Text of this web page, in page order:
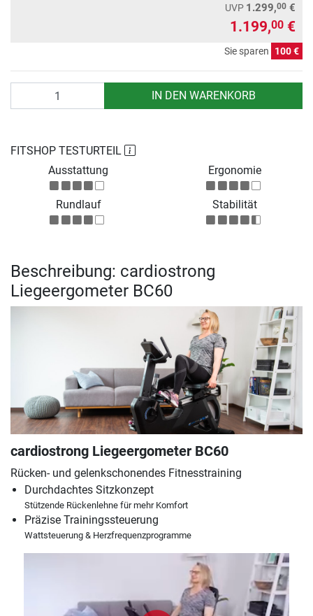
UVP 1.299,00 €
1.199,00 €
Sie sparen 100 €
IN DEN WARENKORB
FITSHOP TESTURTEIL
Ausstattung
Ergonomie
Rundlauf Stabilität
Beschreibung: cardiostrong
Liegeergometer BC60
cardiostrong Liegeergometer BC60
Rücken- und gelenkschonendes Fitnesstraining
Durchdachtes Sitzkonzept
Stützende Rückenlehne für mehr Komfort
Präzise Trainingssteuerung
Wattsteuerung & Herzfrequenzprogramme